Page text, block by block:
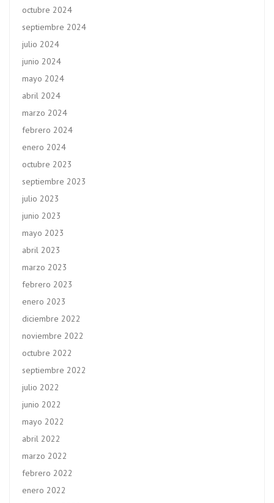
octubre 2024
septiembre 2024
julio 2024
junio 2024
mayo 2024
abril 2024
marzo 2024
febrero 2024
enero 2024
octubre 2023
septiembre 2023
julio 2023
junio 2023
mayo 2023
abril 2023
marzo 2023
febrero 2023
enero 2023
diciembre 2022
noviembre 2022
octubre 2022
septiembre 2022
julio 2022
junio 2022
mayo 2022
abril 2022
marzo 2022
febrero 2022
enero 2022